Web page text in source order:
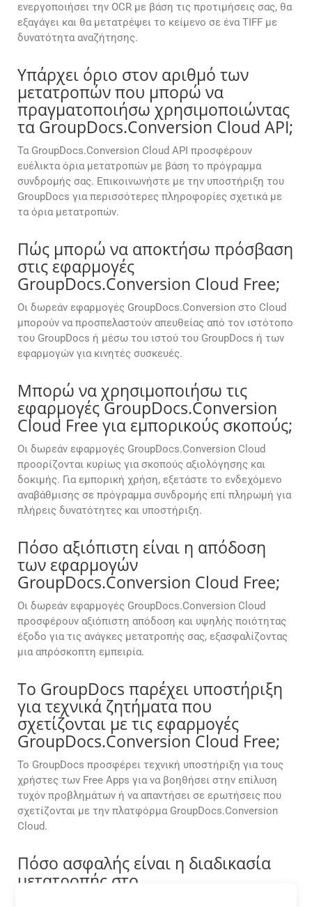
ενεργοποιήσει την OCR με βάση τις προτιμήσεις σας, θα
εξαγάγει και θα μετατρέψει το κείμενο σε ένα TIFF με
δυνατότητα αναζήτησης.
Υπάρχει όριο στον αριθμό των
μετατροπών που μπορώ να
πραγματοποιήσω χρησιμοποιώντας
τα GroupDocs.Conversion Cloud API;
Τα GroupDocs.Conversion Cloud API προσφέρουν
ευέλικτα όρια μετατροπών με βάση το πρόγραμμα
συνδρομής σας. Επικοινωνήστε με την υποστήριξη του
GroupDocs για περισσότερες πληροφορίες σχετικά με
τα όρια μετατροπών.
Πώς μπορώ να αποκτήσω πρόσβαση
στις εφαρμογές
GroupDocs.Conversion Cloud Free;
Οι δωρεάν εφαρμογές GroupDocs.Conversion στο Cloud
μπορούν να προσπελαστούν απευθείας από τον ιστότοπο
του GroupDocs ή μέσω του ιστού του GroupDocs ή των
εφαρμογών για κινητές συσκευές.
Μπορώ να χρησιμοποιήσω τις
εφαρμογές GroupDocs.Conversion
Cloud Free για εμπορικούς σκοπούς;
Οι δωρεάν εφαρμογές GroupDocs.Conversion Cloud
προορίζονται κυρίως για σκοπούς αξιολόγησης και
δοκιμής. Για εμπορική χρήση, εξετάστε το ενδεχόμενο
αναβάθμισης σε πρόγραμμα συνδρομής επί πληρωμή για
πλήρεις δυνατότητες και υποστήριξη.
Πόσο αξιόπιστη είναι η απόδοση
των εφαρμογών
GroupDocs.Conversion Cloud Free;
Οι δωρεάν εφαρμογές GroupDocs.Conversion Cloud
προσφέρουν αξιόπιστη απόδοση και υψηλής ποιότητας
έξοδο για τις ανάγκες μετατροπής σας, εξασφαλίζοντας
μια απρόσκοπτη εμπειρία.
Το GroupDocs παρέχει υποστήριξη
για τεχνικά ζητήματα που
σχετίζονται με τις εφαρμογές
GroupDocs.Conversion Cloud Free;
Το GroupDocs προσφέρει τεχνική υποστήριξη για τους
χρήστες των Free Apps για να βοηθήσει στην επίλυση
τυχόν προβλημάτων ή να απαντήσει σε ερωτήσεις που
σχετίζονται με την πλατφόρμα GroupDocs.Conversion
Cloud.
Πόσο ασφαλής είναι η διαδικασία
μετατροπής στο